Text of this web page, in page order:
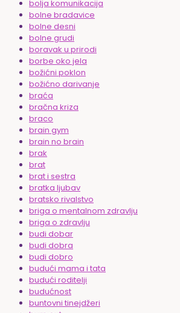
bolja komunikacija
bolne bradavice
bolne desni
bolne grudi
boravak u prirodi
borbe oko jela
božićni poklon
božićno darivanje
braća
bračna kriza
braco
brain gym
brain no brain
brak
brat
brat i sestra
bratka ljubav
bratsko rivalstvo
briga o mentalnom zdravlju
briga o zdravlju
budi dobar
budi dobra
budi dobro
budući mama i tata
budući roditelji
budućnost
buntovni tinejdžeri